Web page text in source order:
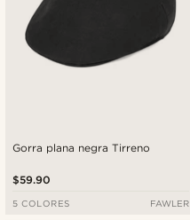
Gorra plana negra Tirreno
$59.90
5 COLORES FAWLER